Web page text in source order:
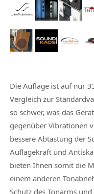
Die Auflage ist auf nur
Vergleich zur
so schwer, was das
gegenüber Vibrationen
bessere Abtastung der
Auflagekraft und
bieten Ihnen somit die
einem anderen
Schutz des Tonarms